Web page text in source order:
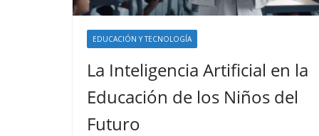
EDUCACIÓN Y TECNOLOGÍA
La Inteligencia Artificial en la
Educación de los Niños del
Futuro